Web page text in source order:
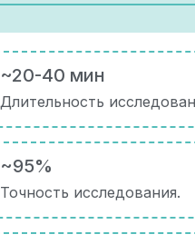
~20-40 мин
Длительность
~95%
Точность исследования.